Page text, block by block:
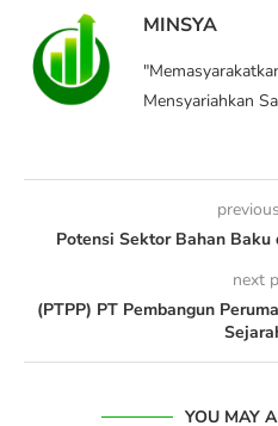
MINSYA
Mensyariahkan
Potensi Sektor Bahan Baku
next
(PTPP) PT Pembangun
YOU MAY